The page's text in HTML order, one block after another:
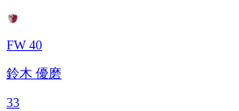
FW 40
鈴木 優磨
33